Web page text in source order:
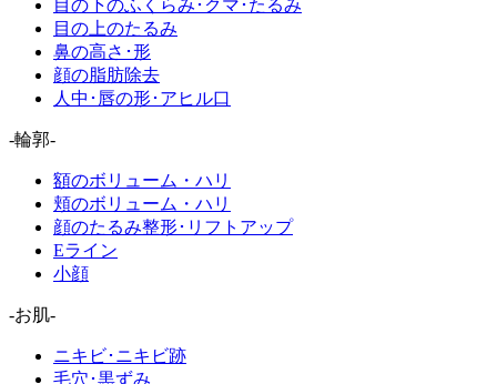
目の下のふくらみ･クマ･たるみ
目の上のたるみ
鼻の高さ･形
顔の脂肪除去
人中･唇の形･アヒル口
-輪郭-
額のボリューム・ハリ
頬のボリューム・ハリ
顔のたるみ整形･リフトアップ
Eライン
小顔
-お肌-
ニキビ･ニキビ跡
毛穴･黒ずみ